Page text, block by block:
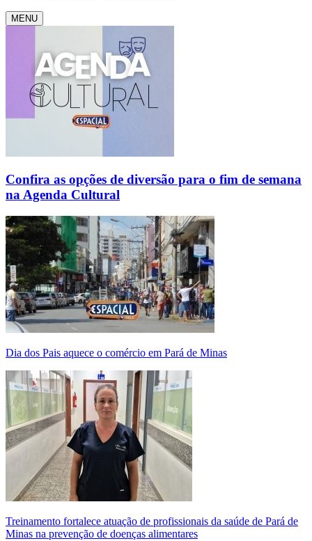
MENU
Confira as opções de diversão para o fim de semana
na Agenda Cultural
Dia dos Pais aquece o comércio em Pará de Minas
Treinamento fortalece atuação de profissionais da saúde de Pará de
Minas na prevenção de doenças alimentares